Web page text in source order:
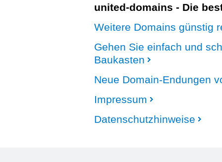
united-domains - Die
Weitere Domains günstig
Gehen Sie einfach und
Baukasten
Neue Domain-Endungen
Impressum
Datenschutzhinweise